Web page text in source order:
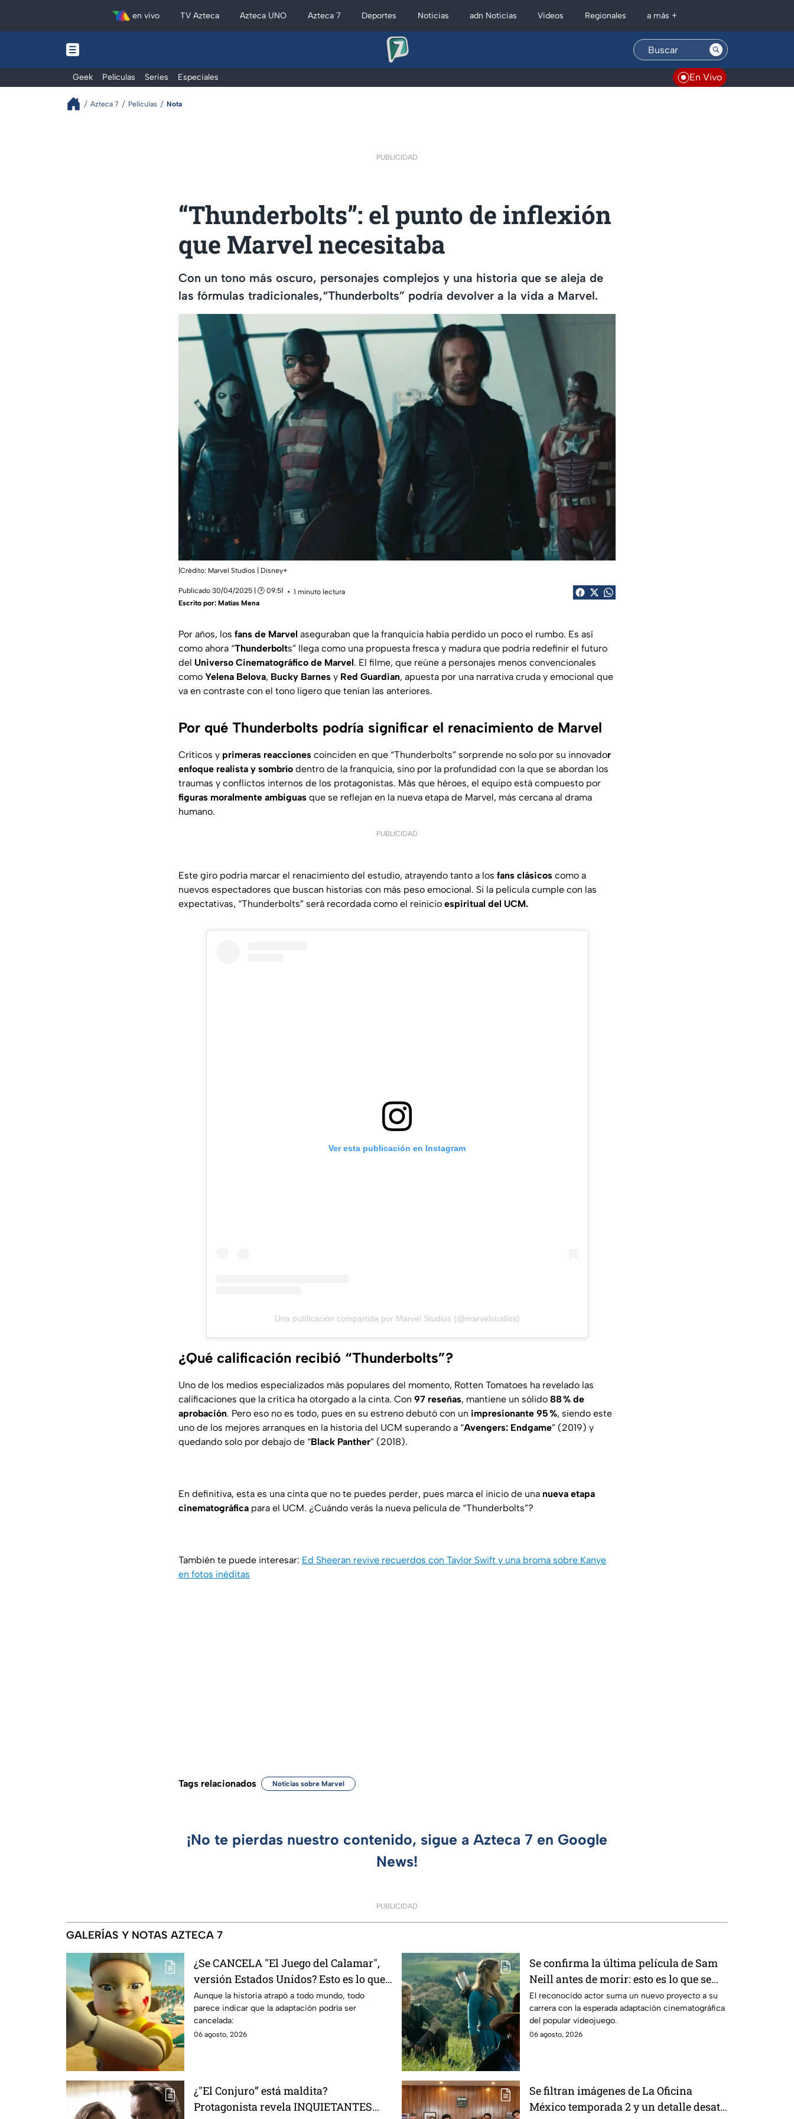
en vivo TV Azteca Azteca UNO Azteca 7 Deportes Noticias adn Noticias Videos Regionales a más +
Geek Películas Series Especiales En Vivo
Azteca 7 Películas Nota
PUBLICIDAD
“Thunderbolts”: el punto de inflexión
que Marvel necesitaba
Con un tono más oscuro, personajes complejos y una historia que se aleja de
las fórmulas tradicionales,“Thunderbolts” podría devolver a la vida a Marvel.
|Crédito: Marvel Studios | Disney+
Publicado 30/04/2025 | 🕑 09:51
1 minuto lectura
Escrito por: Matías Mena
Por años, los fans de Marvel aseguraban que la franquicia había perdido un poco el rumbo. Es así
como ahora “Thunderbolts” llega como una propuesta fresca y madura que podría redefinir el futuro
del Universo Cinematográfico de Marvel. El filme, que reúne a personajes menos convencionales
como Yelena Belova, Bucky Barnes y Red Guardian, apuesta por una narrativa cruda y emocional que
va en contraste con el tono ligero que tenían las anteriores.
Por qué Thunderbolts podría significar el renacimiento de Marvel
Críticos y primeras reacciones coinciden en que “Thunderbolts” sorprende no solo por su innovador
enfoque realista y sombrío dentro de la franquicia, sino por la profundidad con la que se abordan los
traumas y conflictos internos de los protagonistas. Más que héroes, el equipo está compuesto por
figuras moralmente ambiguas que se reflejan en la nueva etapa de Marvel, más cercana al drama
humano.
PUBLICIDAD
Este giro podría marcar el renacimiento del estudio, atrayendo tanto a los fans clásicos como a
nuevos espectadores que buscan historias con más peso emocional. Si la película cumple con las
expectativas, “Thunderbolts” será recordada como el reinicio espiritual del UCM.
Ver esta publicación en Instagram
Una publicación compartida por Marvel Studios (@marvelstudios)
¿Qué calificación recibió “Thunderbolts”?
Uno de los medios especializados más populares del momento, Rotten Tomatoes ha revelado las
calificaciones que la crítica ha otorgado a la cinta. Con 97 reseñas, mantiene un sólido 88 % de
aprobación. Pero eso no es todo, pues en su estreno debutó con un impresionante 95 %, siendo este
uno de los mejores arranques en la historia del UCM superando a “Avengers: Endgame” (2019) y
quedando solo por debajo de “Black Panther” (2018).
En definitiva, esta es una cinta que no te puedes perder, pues marca el inicio de una nueva etapa
cinematográfica para el UCM. ¿Cuándo verás la nueva película de “Thunderbolts”?
También te puede interesar: Ed Sheeran revive recuerdos con Taylor Swift y una broma sobre Kanye
en fotos inéditas
Tags relacionados Noticias sobre Marvel
¡No te pierdas nuestro contenido, sigue a Azteca 7 en Google
News!
PUBLICIDAD
GALERÍAS Y NOTAS AZTECA 7
¿Se CANCELA "El Juego del Calamar",
versión Estados Unidos? Esto es lo que
se sabe al momento
Aunque la historia atrapó a todo mundo, todo
parece indicar que la adaptación podría ser
cancelada:
06 agosto, 2026
Se confirma la última película de Sam
Neill antes de morir: esto es lo que se
sabe hasta ahora
El reconocido actor suma un nuevo proyecto a su
carrera con la esperada adaptación cinematográfica
del popular videojuego.
06 agosto, 2026
¿"El Conjuro” está maldita?
Protagonista revela INQUIETANTES
Se filtran imágenes de La Oficina
México temporada 2 y un detalle desata